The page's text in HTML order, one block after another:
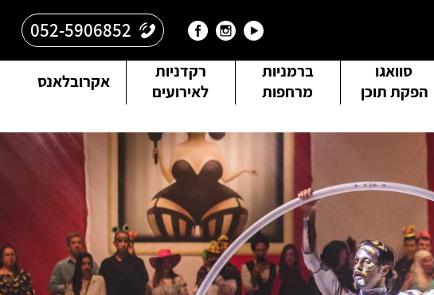
052-5906852
סוואגו
הפקת תוכן
ברמניות
מרחפות
רקדניות
לאירועים
אקרובלאנס